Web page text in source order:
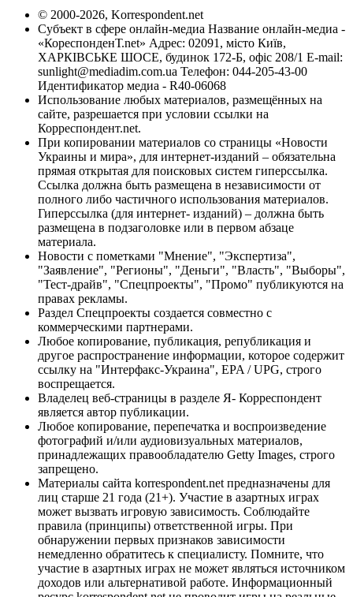
© 2000-2026, Korrespondent.net
Субъект в сфере онлайн-медиа Название онлайн-медиа -
«КореспонденТ.net» Адрес: 02091, місто Київ,
ХАРКІВСЬКЕ ШОСЕ, будинок 172-Б, офіс 208/1 E-mail:
sunlight@mediadim.com.ua Телефон: 044-205-43-00
Идентификатор медиа - R40-06068
Использование любых материалов, размещённых на
сайте, разрешается при условии ссылки на
Корреспондент.net.
При копировании материалов со страницы «Новости
Украины и мира», для интернет-изданий – обязательна
прямая открытая для поисковых систем гиперссылка.
Ссылка должна быть размещена в независимости от
полного либо частичного использования материалов.
Гиперссылка (для интернет- изданий) – должна быть
размещена в подзаголовке или в первом абзаце
материала.
Новости с пометками "Мнение", "Экспертиза",
"Заявление", "Регионы", "Деньги", "Власть", "Выборы",
"Тест-драйв", "Спецпроекты", "Промо" публикуются на
правах рекламы.
Раздел Спецпроекты создается совместно с
коммерческими партнерами.
Любое копирование, публикация, републикация и
другое распространение информации, которое содержит
ссылку на "Интерфакс-Украина", EPA / UPG, строго
воспрещается.
Владелец веб-страницы в разделе Я- Корреспондент
является автор публикации.
Любое копирование, перепечатка и воспроизведение
фотографий и/или аудиовизуальных материалов,
принадлежащих правообладателю Getty Images, строго
запрещено.
Материалы сайта korrespondent.net предназначены для
лиц старше 21 года (21+). Участие в азартных играх
может вызвать игровую зависимость. Соблюдайте
правила (принципы) ответственной игры. При
обнаружении первых признаков зависимости
немедленно обратитесь к специалисту. Помните, что
участие в азартных играх не может являться источником
доходов или альтернативой работе. Информационный